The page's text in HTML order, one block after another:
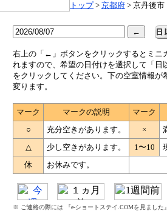
トップ> 京都府 > 京丹後市
右上の「←」ボタンをクリックするとミニ
れますので、希望の日付けを選択して「日
をクリックしてください。下の空室情報が
変ります。
マーク マークの説明
マーク
○
充分空きがあります。 ×
△
少し空きがあります。 1〜10
休
お休みです。
※ ご連絡の際には 『e-ショートステイ.COMを見まし